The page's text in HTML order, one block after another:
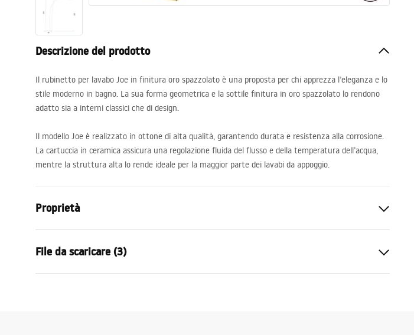
Descrizione del prodotto
Il rubinetto per lavabo Joe in finitura oro spazzolato è una proposta per chi apprezza l’eleganza e lo
stile moderno in bagno. La sua forma geometrica e la sottile finitura in oro spazzolato lo rendono
adatto sia a interni classici che di design.
Il modello Joe è realizzato in ottone di alta qualità, garantendo durata e resistenza alla corrosione.
La cartuccia in ceramica assicura una regolazione fluida del flusso e della temperatura dell’acqua,
mentre la struttura alta lo rende ideale per la maggior parte dei lavabi da appoggio.
Proprietà
Metodo di installazione
Colore
Oro spazzolato
File da scaricare (3)